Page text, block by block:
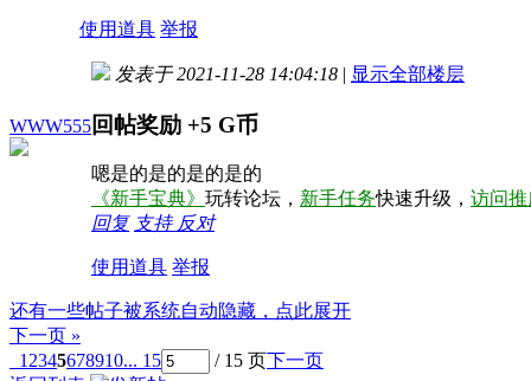
使用道具 举报
WWW555
发表于 2021-11-28 14:04:18 | 显示全部楼层
回帖奖励 +5 G币
嗯是的是的是的是的
《新手宝典》 玩转论坛， 新手任务快速升级， 访问推
回复 支持 反对
使用道具 举报
还有一些帖子被系统自动隐藏，点此展开
下一页 »
1 2345678910... 15 / 15 页下一页